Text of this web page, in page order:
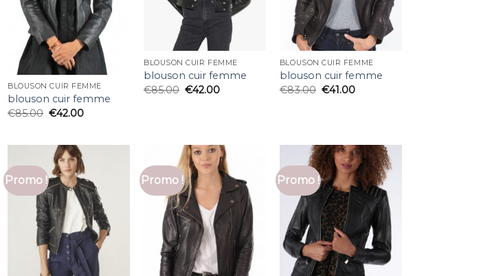
BLOUSON CUIR FEMME
blouson cuir femme
€85.00 €42.00
BLOUSON CUIR FEMME
blouson cuir femme
€85.00 €42.00
BLOUSON CUIR FEMME
blouson cuir femme
€83.00 €41.00
Promo ! Promo ! Promo !